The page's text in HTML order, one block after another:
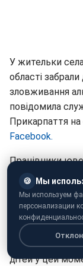
У жительки
області
зловживання
повідомила
Прикарпаття на
Facebook.
Працівники
прийшли з
Микуличин і
вживання
В брудному,
дітей, 2-річна
дітей у цей
🍪 Мы
Мы используем
персонализации